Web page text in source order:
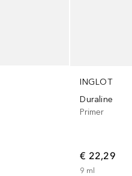
INGLOT
Duraline
Primer
€ 22,29
9 ml